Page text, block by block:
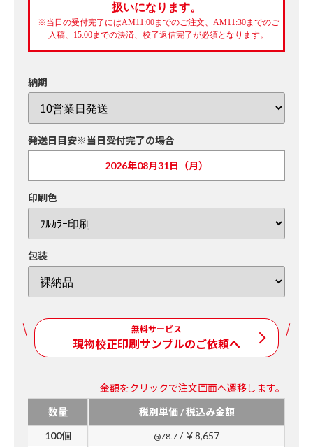
扱いになります。
※当日の受付完了にはAM11:00までのご注文、AM11:30までのご
入稿、15:00までの決済、校了返信完了が必須となります。
納期
発送日目安※当日受付完了の場合
2026年08月31日（月）
印刷色
包装
無料サービス
現物校正印刷サンプルのご依頼へ
金額をクリックで注文画面へ遷移します。
数量
税別単価 / 税込み金額
100個
@78.7 / ￥8,657